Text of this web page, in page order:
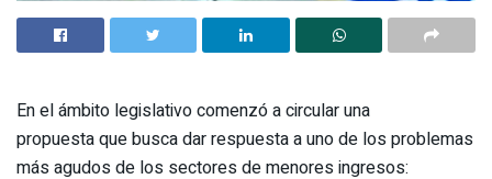
En el ámbito legislativo comenzó a circular una
propuesta que busca dar respuesta a uno de los problemas
más agudos de los sectores de menores ingresos: